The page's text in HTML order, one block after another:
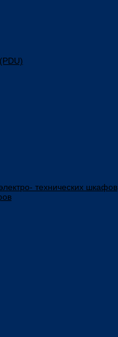
технических шкафов